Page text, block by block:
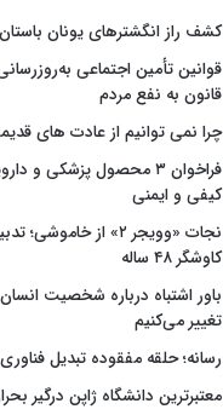
کشف راز انگشترهای یونان باستان
قوانین تأمین اجتماعی
قانون به نفع مردم
چرا نمی توانیم از عادت های
فراخوان ۳ محصول پزشکی
کیفی و ایمنی
نجات «وویجر ۲» از
کاوشگر ۴۸ ساله
باور اشتباه درباره شخصیت
تغییر می‌کنیم
رسانه؛ حلقه مفقوده تبدیل
معتبرترین دانشگاه ژاپن درگیر